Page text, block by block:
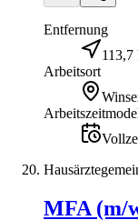
Entfernung
113,7
Arbeitsort
MFA (m/